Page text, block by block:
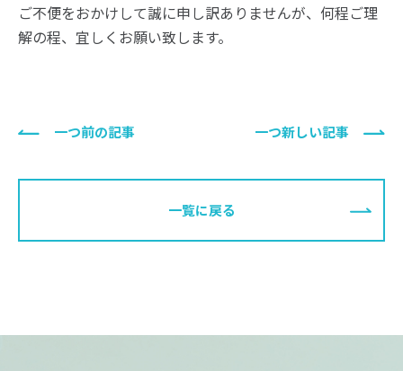
ご不便をおかけして誠に申し訳ありませんが、何程ご理
解の程、宜しくお願い致します。
一つ前の記事 一つ新しい記事
一覧に戻る